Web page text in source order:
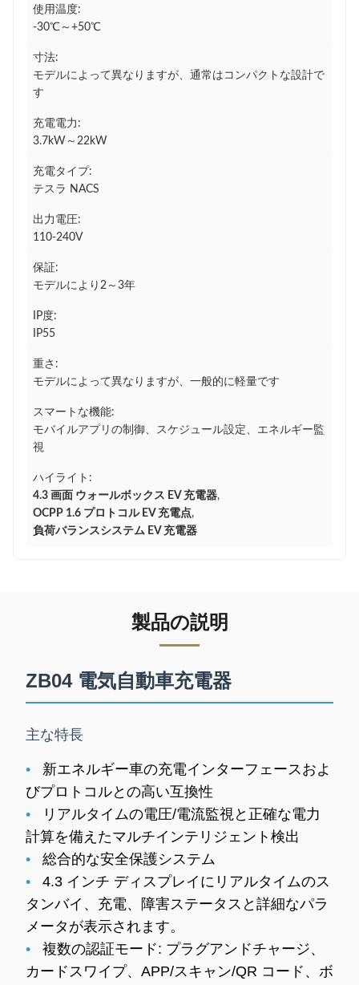
使用温度:
-30℃～+50℃
寸法:
モデルによって異なりますが、通常はコンパクトな設計で
す
充電電力:
3.7kW～22kW
充電タイプ:
テスラ NACS
出力電圧:
110-240V
保証:
モデルにより2～3年
IP度:
IP55
重さ:
モデルによって異なりますが、一般的に軽量です
スマートな機能:
モバイルアプリの制御、スケジュール設定、エネルギー監
視
ハイライト:
4.3 画面 ウォールボックス EV 充電器,
OCPP 1.6 プロトコル EV 充電点,
負荷バランスシステム EV 充電器
製品の説明
ZB04 電気自動車充電器
主な特長
•
新エネルギー車の充電インターフェースおよ
びプロトコルとの高い互換性
•
リアルタイムの電圧/電流監視と正確な電力
計算を備えたマルチインテリジェント検出
•
総合的な安全保護システム
•
4.3 インチ ディスプレイにリアルタイムのス
タンバイ、充電、障害ステータスと詳細なパラ
メータが表示されます。
•
複数の認証モード: プラグアンドチャージ、
カードスワイプ、APP/スキャン/QR コード、ボ